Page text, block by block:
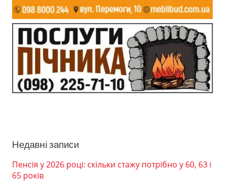
Недавні записи
Пенсія у 2026 році: скільки стажу потрібно у 60, 63 і
65 років